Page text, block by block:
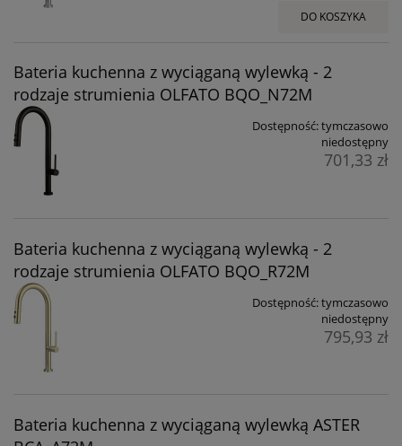
DO KOSZYKA
Bateria kuchenna z wyciąganą wylewką - 2
rodzaje strumienia OLFATO BQO_N72M
Dostępność:tymczasowo
niedostępny
701,33 zł
Bateria kuchenna z wyciąganą wylewką - 2
rodzaje strumienia OLFATO BQO_R72M
Dostępność:tymczasowo
niedostępny
795,93 zł
Bateria kuchenna z wyciąganą wylewką ASTER